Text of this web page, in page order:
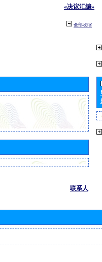
«决议汇编»
全部收缩
联系人